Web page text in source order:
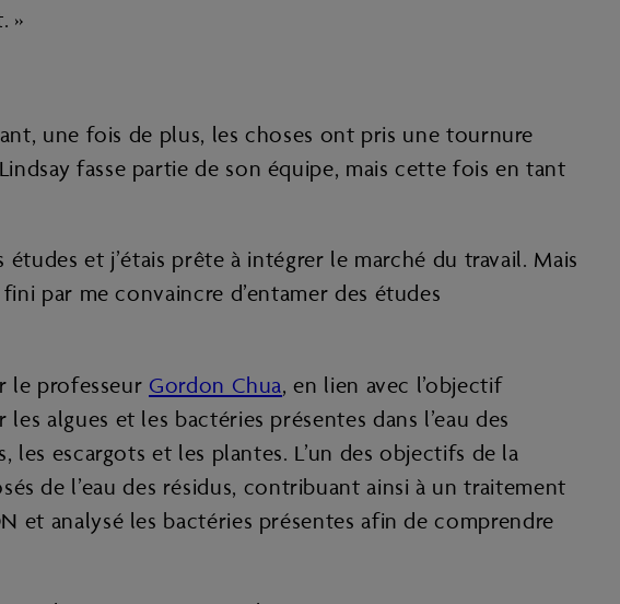
»
une fois de plus, les choses ont pris une tournure
fasse partie de son équipe, mais cette fois en tant
études et j’étais prête à intégrer le marché du travail. Mais
par me convaincre d’entamer des études
le professeur Gordon Chua, en lien avec l’objectif
algues et les bactéries présentes dans l’eau des
escargots et les plantes. L’un des objectifs de la
de l’eau des résidus, contribuant ainsi à un traitement
et analysé les bactéries présentes afin de comprendre